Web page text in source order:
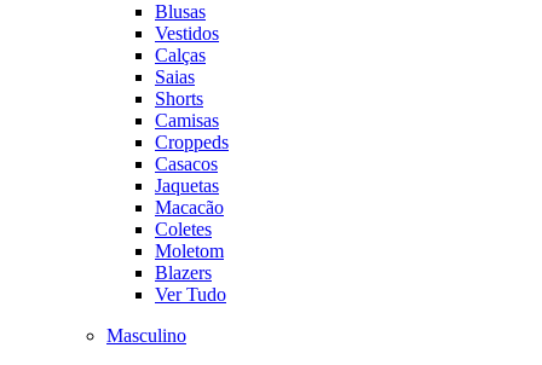
Blusas
Vestidos
Calças
Saias
Shorts
Camisas
Croppeds
Casacos
Jaquetas
Macacão
Coletes
Moletom
Blazers
Ver Tudo
Masculino